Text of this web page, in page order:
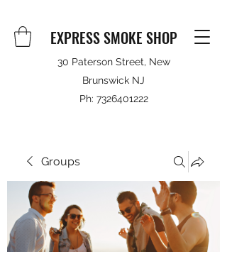
EXPRESS SMOKE SHOP
30 Paterson Street, New
Brunswick NJ
Ph: 7326401222
Groups